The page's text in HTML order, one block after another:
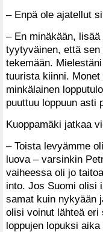
– Enpä ole ajatellut
– En minäkään,
tyytyväinen, että
tekemään.
tuurista kiinni.
minkälainen
puuttuu loppuun asti
Kuoppamäki jatkaa
– Toista levyämme
luova – varsinkin
vaiheessa oli jo
into. Jos Suomi olisi
samat kuin nykyään
olisi voinut lähteä eri
loppujen lopuksi